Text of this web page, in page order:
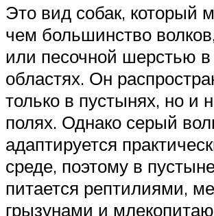
Это вид собак, который
чем большинство
или песочной шерстью в
областях. Он
только в пустынях, но и
полях. Однако серый
адаптируется
среде, поэтому в
питается рептилиями,
грызунами и